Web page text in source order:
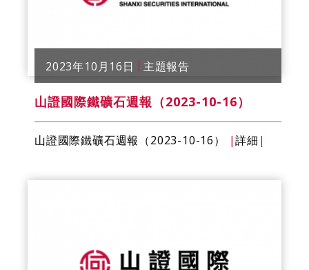
2023年10月16日 主題報告
山證國際鐵礦石週報（2023-10-16）
山證國際鐵礦石週報（2023-10-16） |詳細 |